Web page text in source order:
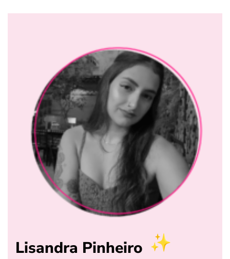
Lisandra Pinheiro